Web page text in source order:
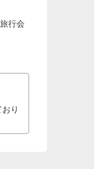
行会
り